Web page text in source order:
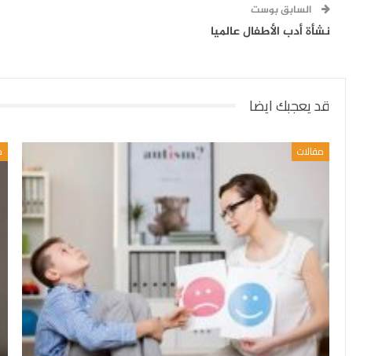
السابق بوست
نشأة أدب الأطفال عالميا
قد يعجبك ايضا
مقالات